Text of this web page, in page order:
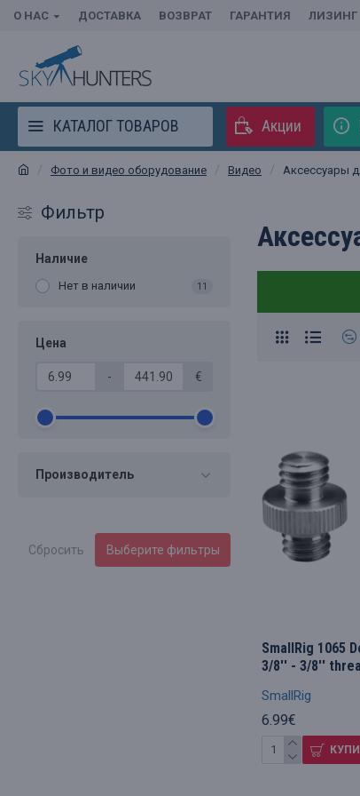
О НАС ДОСТАВКА ВОЗВРАТ ГАРАНТИЯ ЛИЗИНГ
КАТАЛОГ ТОВАРОВ Акции
Фото и видео оборудование Видео Аксессуары
Фильтр
Наличие
Нет в наличии 11
Цена
- €
Производитель
Сбросить Выберите фильтры
SmallRig
SmallRig 1065
3/8'' - 3/8''
6.99€